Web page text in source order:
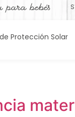
bebés
Protección Solar